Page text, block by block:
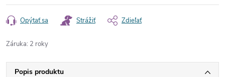
Opýtať sa Strážiť Zdieľať
Záruka: 2 roky
Popis produktu